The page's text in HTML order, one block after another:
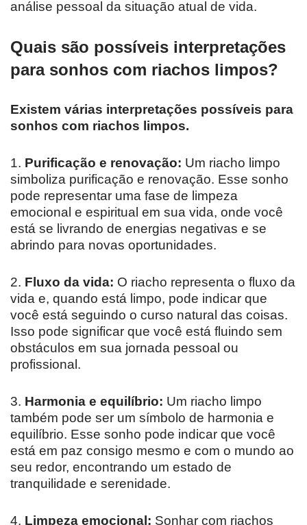
análise pessoal da situação atual de vida.
Quais são possíveis interpretações
para sonhos com riachos limpos?
Existem várias interpretações possíveis para
sonhos com riachos limpos.
1. Purificação e renovação: Um riacho limpo
simboliza purificação e renovação. Esse sonho
pode representar uma fase de limpeza
emocional e espiritual em sua vida, onde você
está se livrando de energias negativas e se
abrindo para novas oportunidades.
2. Fluxo da vida: O riacho representa o fluxo da
vida e, quando está limpo, pode indicar que
você está seguindo o curso natural das coisas.
Isso pode significar que você está fluindo sem
obstáculos em sua jornada pessoal ou
profissional.
3. Harmonia e equilíbrio: Um riacho limpo
também pode ser um símbolo de harmonia e
equilíbrio. Esse sonho pode indicar que você
está em paz consigo mesmo e com o mundo ao
seu redor, encontrando um estado de
tranquilidade e serenidade.
4. Limpeza emocional: Sonhar com riachos